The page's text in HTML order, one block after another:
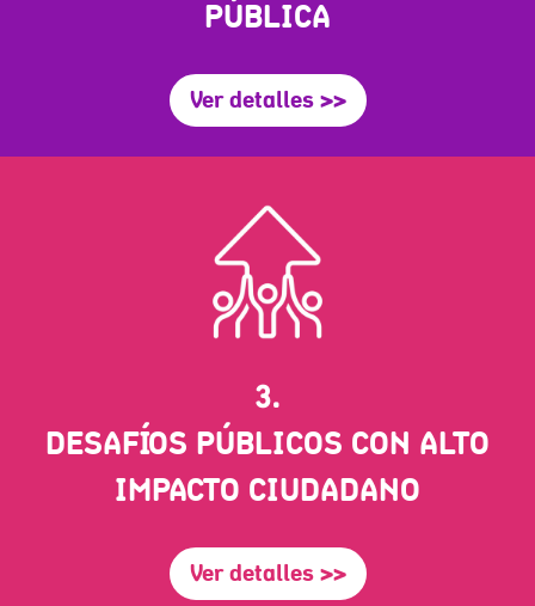
PÚBLICA
Ver detalles >>
3.
DESAFÍOS PÚBLICOS CON ALTO
IMPACTO CIUDADANO
Ver detalles >>